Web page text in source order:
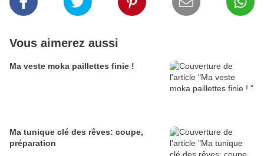
Vous aimerez aussi
Ma veste moka paillettes finie !
Ma tunique clé des rêves: coupe,
préparation